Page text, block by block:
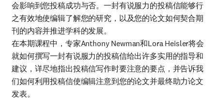
会影响到您投稿成功与否。一封有说服力的投稿信能够行
之有效地使编辑了解您的研究，以及您的论文如何契合期
刊的内容并推进学科的发展。
在本期课程中，专家Anthony Newman和Lora Heisler将会
就如何撰写一封有说服力的投稿信给出许多实用的指导和
建议，详尽地指出投稿信写作时要注意的要点，并告诉我
们如何利用投稿信使编辑注意到您的论文并最终助力论文
发表。